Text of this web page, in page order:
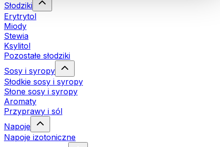
Słodziki
Erytrytol
Miody
Stewia
Ksylitol
Pozostałe słodziki
Sosy i syropy
Słodkie sosy i syropy
Słone sosy i syropy
Aromaty
Przyprawy i sól
Napoje
Napoje izotoniczne